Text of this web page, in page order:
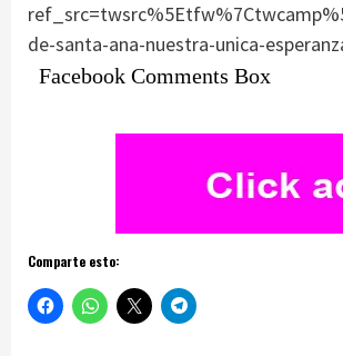
de-santa-ana-nuestra-unica-
Facebook Comments Box
Comparte esto: